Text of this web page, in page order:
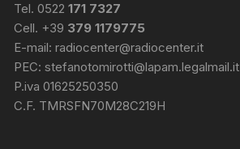
Tel. 0522171 7327
Cell. +39 379 1179775
E-mail:radiocenter@radiocenter.it
PEC:stefanotomirotti@lapam.legalmail.it
P.iva 01625250350
C.F. TMRSFN70M28C219H